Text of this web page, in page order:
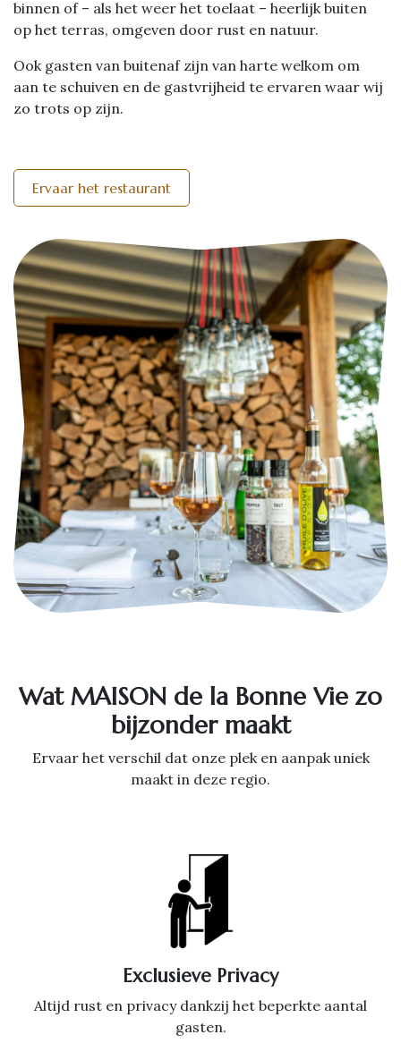
binnen of – als het weer het toelaat – heerlijk buiten
op het terras, omgeven door rust en natuur.
Ook gasten van buitenaf zijn van harte welkom om
aan te schuiven en de gastvrijheid te ervaren waar wij
zo trots op zijn.
Ervaar het restaurant
Wat MAISON de la Bonne Vie zo
bijzonder maakt
Ervaar het verschil dat onze plek en aanpak uniek
maakt in deze regio.
Exclusieve Privacy
Altijd rust en privacy dankzij het beperkte aantal
gasten.